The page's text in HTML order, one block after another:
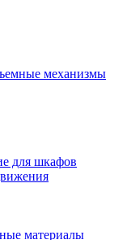
механизмы
для шкафов
материалы